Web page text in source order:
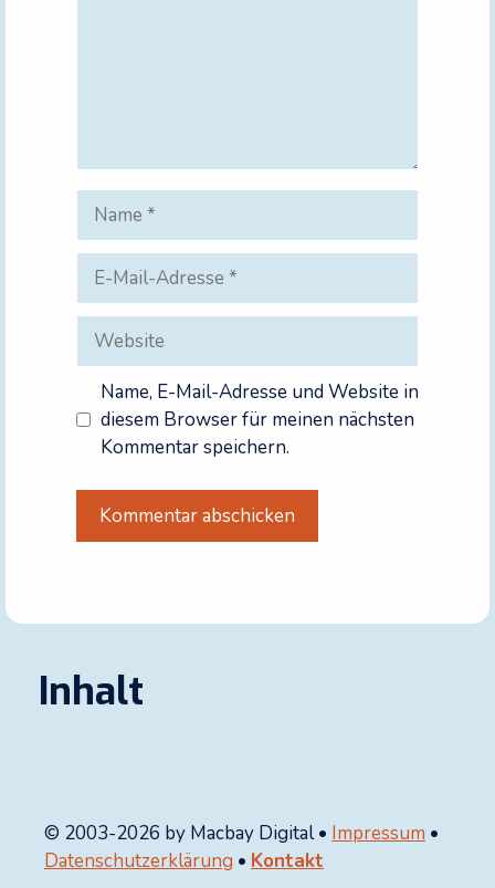
Name
Mail-
Adresse
Website
Name, E-Mail-Adresse und Website in
diesem Browser für meinen nächsten
Kommentar speichern.
t
r
n
e
:
Inhalt
© 2003-2026 by Macbay Digital • Impressum •
Datenschutzerklärung • Kontakt